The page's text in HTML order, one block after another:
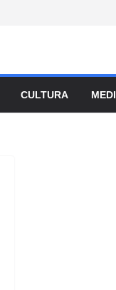
CULTURA